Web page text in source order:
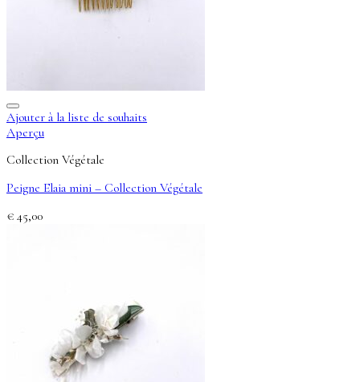
Ajouter à la liste de souhaits
Aperçu
Collection Végétale
Peigne Elaia mini – Collection Végétale
€ 45,00